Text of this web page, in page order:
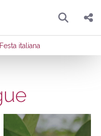
Pesquisar
Compartilhar
Publicar no Facebook
Festa italiana